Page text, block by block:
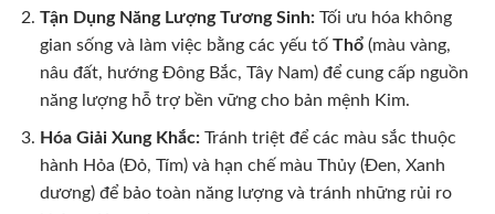
Tận Dụng Năng Lượng Tương Sinh:Tối ưu hóa không
gian sống và làm việc bằng các yếu tố Thổ(màu vàng,
nâu đất, hướng Đông Bắc, Tây Nam) để cung cấp nguồn
năng lượng hỗ trợ bền vững cho bản mệnh Kim.
Hóa Giải Xung Khắc:Tránh triệt để các màu sắc thuộc
hành Hỏa (Đỏ, Tím) và hạn chế màu Thủy (Đen, Xanh
dương) để bảo toàn năng lượng và tránh những rủi ro